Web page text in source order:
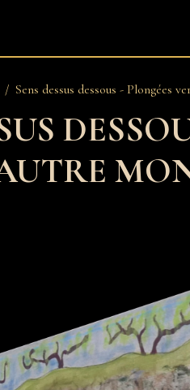
Sens dessus dessous - Plongées